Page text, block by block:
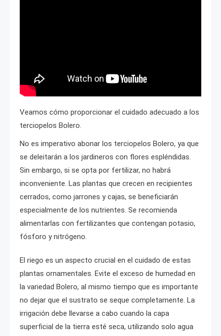
Veamos cómo proporcionar el cuidado adecuado a los
terciopelos Bolero.
No es imperativo abonar los terciopelos Bolero, ya que
se deleitarán a los jardineros con flores espléndidas.
Sin embargo, si se opta por fertilizar, no habrá
inconveniente. Las plantas que crecen en recipientes
cerrados, como jarrones y cajas, se beneficiarán
especialmente de los nutrientes. Se recomienda
alimentarlas con fertilizantes que contengan potasio,
fósforo y nitrógeno.
El riego es un aspecto crucial en el cuidado de estas
plantas ornamentales. Evite el exceso de humedad en
la variedad Bolero, al mismo tiempo que es importante
no dejar que el sustrato se seque completamente. La
irrigación debe llevarse a cabo cuando la capa
superficial de la tierra esté seca, utilizando solo agua